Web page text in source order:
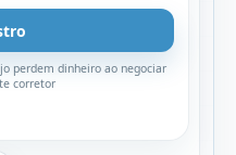
perdem dinheiro ao negociar
corretor